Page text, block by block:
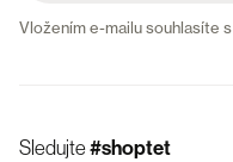
Vložením e-mailu souhlasíte s
Sledujte#shoptet